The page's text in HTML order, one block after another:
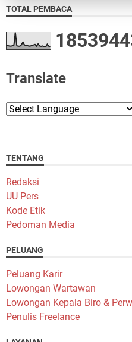
TOTAL PEMBACA
1853944
Translate
TENTANG
Redaksi
UU Pers
Kode Etik
Pedoman Media
PELUANG
Peluang Karir
Lowongan Wartawan
Lowongan Kepala Biro &
Penulis Freelance